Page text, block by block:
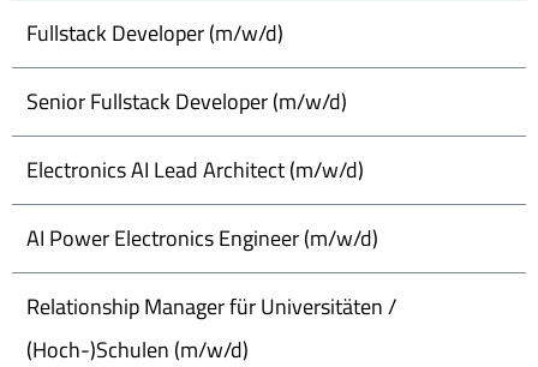
Fullstack Developer (m/w/d)
Senior Fullstack Developer (m/w/d)
Electronics AI Lead Architect (m/w/d)
AI Power Electronics Engineer (m/w/d)
Relationship Manager für Universitäten /
(Hoch-)Schulen (m/w/d)